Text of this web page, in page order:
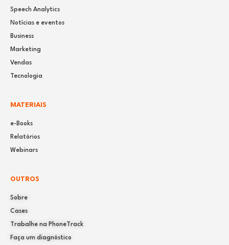
Speech Analytics
Notícias e eventos
Business
Marketing
Vendas
Tecnologia
MATERIAIS
e-Books
Relatórios
Webinars
OUTROS
Sobre
Cases
Trabalhe na PhoneTrack
Faça um diagnóstico